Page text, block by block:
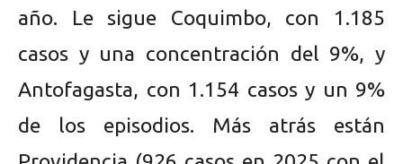
año. Le sigue Coquimbo, con 1.185
casos y una concentración del 9%, y
Antofagasta, con 1.154 casos y un 9%
de los episodios. Más atrás están